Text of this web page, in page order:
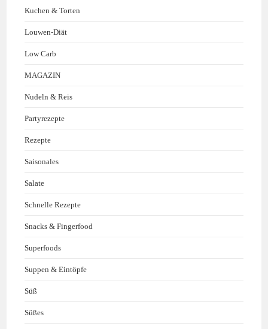
Kuchen & Torten
Louwen-Diät
Low Carb
MAGAZIN
Nudeln & Reis
Partyrezepte
Rezepte
Saisonales
Salate
Schnelle Rezepte
Snacks & Fingerfood
Superfoods
Suppen & Eintöpfe
Süß
Süßes